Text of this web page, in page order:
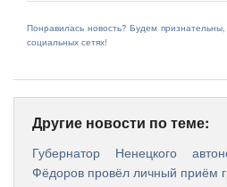
Понравилась новость? Будем
социальных сетях!
Другие новости по теме:
Губернатор Ненецкого
Фёдоров провёл личный приём